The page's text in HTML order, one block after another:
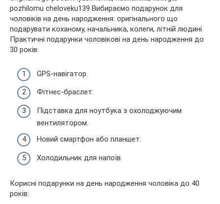
Практичні подарунки чоловікові на день народження до
30 років:
GPS-навігатор.
Фітнес-браслет.
Підставка для ноутбука з охолоджуючим
вентилятором.
Новий смартфон або планшет.
Холодильник для напоїв.
Корисні подарунки на день народження чоловіка до 40
років: